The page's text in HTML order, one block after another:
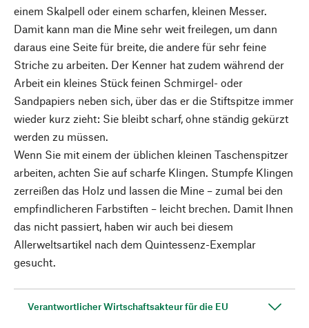
einem Skalpell oder einem scharfen, kleinen Messer.
Damit kann man die Mine sehr weit freilegen, um dann
daraus eine Seite für breite, die andere für sehr feine
Striche zu arbeiten. Der Kenner hat zudem während der
Arbeit ein kleines Stück feinen Schmirgel- oder
Sandpapiers neben sich, über das er die Stiftspitze immer
wieder kurz zieht: Sie bleibt scharf, ohne ständig gekürzt
werden zu müssen.
Wenn Sie mit einem der üblichen kleinen Taschenspitzer
arbeiten, achten Sie auf scharfe Klingen. Stumpfe Klingen
zerreißen das Holz und lassen die Mine – zumal bei den
empfindlicheren Farbstiften – leicht brechen. Damit Ihnen
das nicht passiert, haben wir auch bei diesem
Allerweltsartikel nach dem Quintessenz-Exemplar
gesucht.
Verantwortlicher Wirtschaftsakteur für die EU